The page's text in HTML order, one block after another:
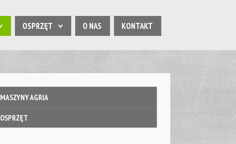
OSPRZĘT O NAS KONTAKT
MASZYNY AGRIA
OSPRZĘT